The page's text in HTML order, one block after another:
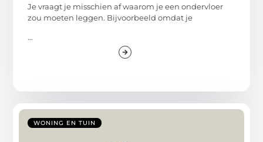
Je vraagt je misschien af waarom je een ondervloer
zou moeten leggen. Bijvoorbeeld omdat je
...
WONING EN TUIN